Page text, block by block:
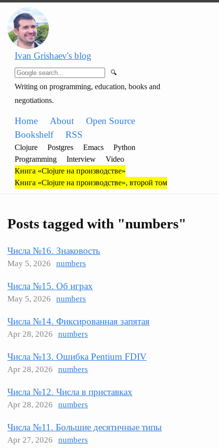
Ivan Grishaev's blog
🔍
Writing on programming, education, books and
negotiations.
Home About
Open Source
Bookshelf
RSS
Clojure Postgres Emacs
Python
Programming
Interview
Video
Книга «Clojure на производстве»
Книга «Clojure на производстве», второй том
Posts tagged with "numbers"
Числа №16. Знаковость
May 5, 2026 numbers
Числа №15. Об играх
May 5, 2026 numbers
Числа №14. Фиксированная запятая
Apr 28, 2026 numbers
Числа №13. Ошибка Pentium FDIV
Apr 28, 2026 numbers
Числа №12. Числа в приставках
Apr 28, 2026 numbers
Числа №11. Большие десятичные типы
Apr 27, 2026 numbers